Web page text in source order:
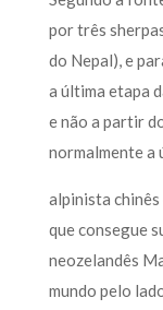
por três
do Nepal), e
a última etapa
e não a partir
normalmente a
alpinista chinês
que consegue
neozelandês
mundo pelo